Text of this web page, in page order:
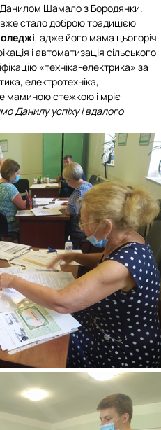
Данилом Шамало з Бородянки.
стало доброю традицією
, адже його мама цьогоріч
і автоматизація сільського
«техніка-електрика» за
електротехніка,
маминою стежкою і мріє
Данилу успіху і вдалого